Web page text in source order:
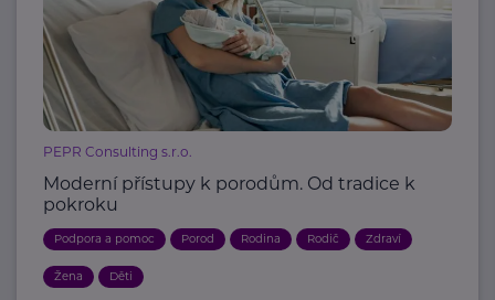
PEPR Consulting s.r.o.
Moderní přístupy k porodům. Od tradice k
pokroku
Podpora a pomoc Porod Rodina Rodič Zdraví
Žena Děti